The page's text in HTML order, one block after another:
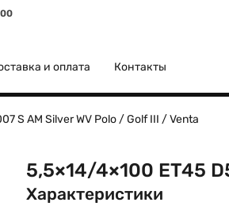
и оплата Контакты
S AM Silver WV Polo / Golf III / Venta
5,5×14/4×100 ET45
Характеристики